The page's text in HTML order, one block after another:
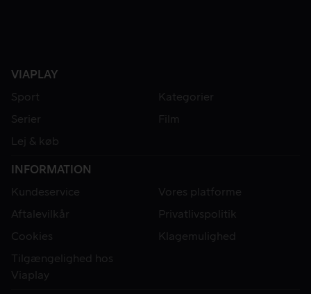
VIAPLAY
Sport
Kategorier
Serier
Film
Lej & køb
INFORMATION
Kundeservice
Vores platforme
Aftalevilkår
Privatlivspolitik
Cookies
Klagemulighed
Tilgængelighed hos
Viaplay